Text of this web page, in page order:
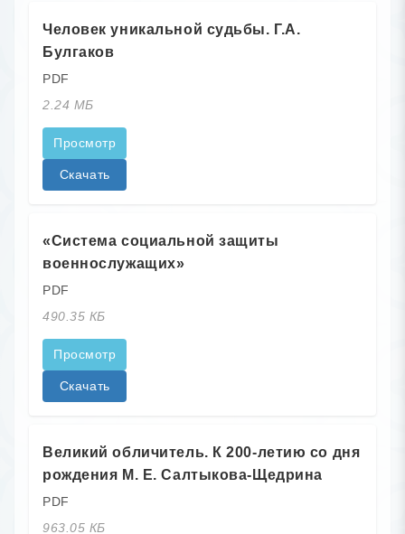
Человек уникальной судьбы. Г.А.
Булгаков
PDF
2.24 МБ
Просмотр
Скачать
«Система социальной защиты
военнослужащих»
PDF
490.35 КБ
Просмотр
Скачать
Великий обличитель. К 200-летию со дня
рождения М. Е. Салтыкова-Щедрина
PDF
963.05 КБ